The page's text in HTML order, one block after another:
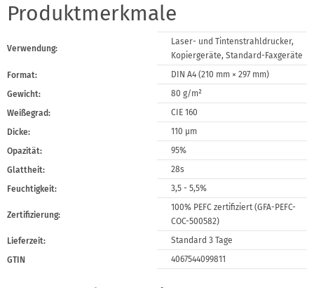
Produktmerkmale
Verwendung:
Laser- und Tintenstrahldrucker,
Kopiergeräte, Standard-Faxgeräte
Format:
DIN A4 (210 mm × 297 mm)
Gewicht:
80 g/m²
Weißegrad:
CIE 160
Dicke:
110 μm
Opazität:
95%
Glattheit:
28s
Feuchtigkeit:
3,5 - 5,5%
Zertifizierung:
100% PEFC zertifiziert (GFA-PEFC-
COC-500582)
Lieferzeit:
Standard 3 Tage
GTIN
4067544099811